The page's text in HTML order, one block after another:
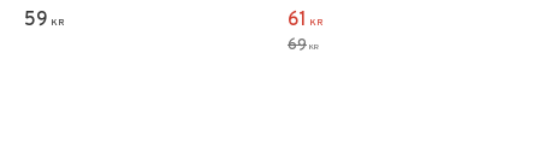
59 KR 61 KR
69 KR